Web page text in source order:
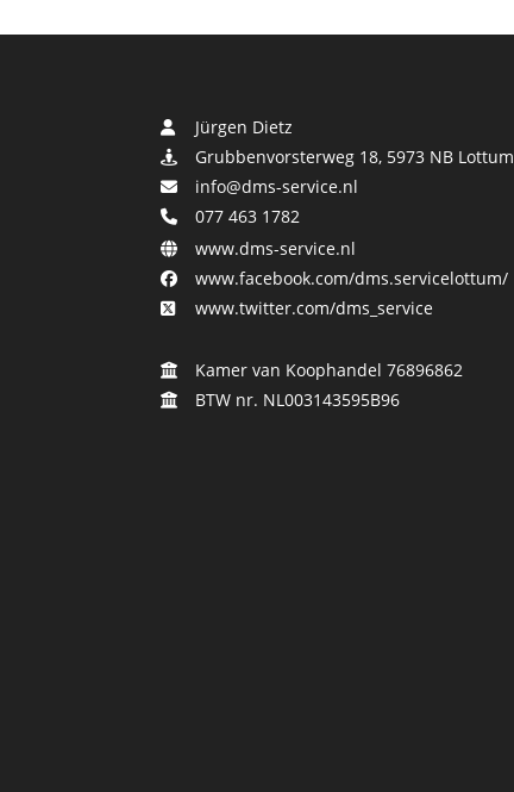
Jürgen Dietz
Grubbenvorsterweg 18, 5973 NB Lottum
info@dms-service.nl
077 463 1782
www.dms-service.nl
www.facebook.com/dms.servicelottum/
www.twitter.com/dms_service
Kamer van Koophandel 76896862
BTW nr. NL003143595B96